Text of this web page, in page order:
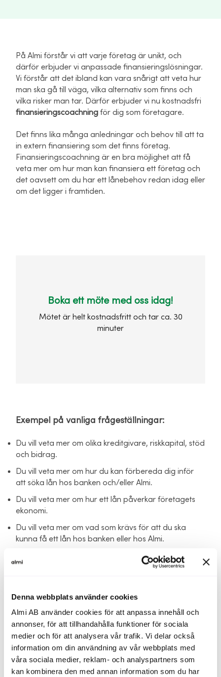
Denna webbplats använder cookies
Almi AB använder cookies för att anpassa innehåll och
annonser, för att tillhandahålla funktioner för sociala
medier och för att analysera vår trafik. Vi delar också
information om din användning av vår webbplats med
våra sociala medier, reklam- och analyspartners som
kan kombinera den med annan information som du har
På Almi förstår vi att varje företag är unikt, och
därför erbjuder vi anpassade finansieringslösningar.
Vi förstår att det ibland kan vara snårigt att veta hur
man ska gå till väga, vilka alternativ som finns och
vilka risker man tar. Därför erbjuder vi nu kostnadsfri
finansieringscoachning för dig som företagare.
Det finns lika många anledningar och behov till att ta
in extern finansiering som det finns företag.
Finansieringscoachning är en bra möjlighet att få
veta mer om hur man kan finansiera ett företag och
det oavsett om du har ett lånebehov redan idag eller
om det ligger i framtiden.
Boka ett möte med oss idag!
Mötet är helt kostnadsfritt och tar ca. 30
minuter
Exempel på vanliga frågeställningar:
Du vill veta mer om olika kreditgivare, riskkapital, stöd
och bidrag.
Du vill veta mer om hur du kan förbereda dig inför
att söka lån hos banken och/eller Almi.
Du vill veta mer om hur ett lån påverkar företagets
ekonomi.
Du vill veta mer om vad som krävs för att du ska
kunna få ett lån hos banken eller hos Almi.
Du vill veta mer om vad det finns för gångbara
finansieringsalternativ.
Alla små- och medelstora företag i Skåne, från
soloföretagare till företag med 250 anställda.